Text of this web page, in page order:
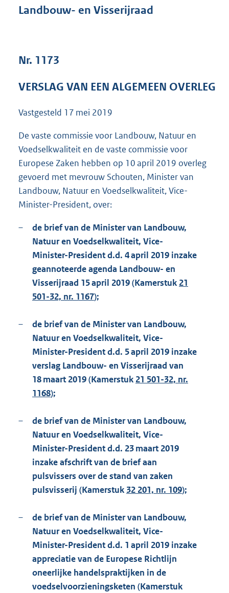
s
e
6
Landbouw- en Visserijraad
Nr. 1173
VERSLAG VAN EEN ALGEMEEN OVERLEG
Vastgesteld 17 mei 2019
De vaste commissie voor Landbouw, Natuur en
Voedselkwaliteit en de vaste commissie voor
Europese Zaken hebben op 10 april 2019 overleg
gevoerd met mevrouw Schouten, Minister van
Landbouw, Natuur en Voedselkwaliteit, Vice-
Minister-President, over:
–
de brief van de Minister van Landbouw,
Natuur en Voedselkwaliteit, Vice-
Minister-President d.d. 4 april 2019 inzake
geannoteerde agenda Landbouw- en
Visserijraad 15 april 2019 (Kamerstuk 21
501-32, nr. 1167);
–
de brief van de Minister van Landbouw,
Natuur en Voedselkwaliteit, Vice-
Minister-President d.d. 5 april 2019 inzake
verslag Landbouw- en Visserijraad van
18 maart 2019 (Kamerstuk 21 501-32, nr.
1168);
–
de brief van de Minister van Landbouw,
Natuur en Voedselkwaliteit, Vice-
Minister-President d.d. 23 maart 2019
inzake afschrift van de brief aan
pulsvissers over de stand van zaken
pulsvisserij (Kamerstuk 32 201, nr. 109);
–
de brief van de Minister van Landbouw,
Natuur en Voedselkwaliteit, Vice-
Minister-President d.d. 1 april 2019 inzake
appreciatie van de Europese Richtlijn
oneerlijke handelspraktijken in de
voedselvoorzieningsketen (Kamerstuk